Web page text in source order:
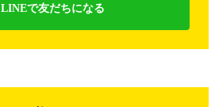
LINEで友だちになる